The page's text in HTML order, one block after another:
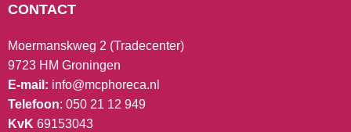
CONTACT
Moermanskweg 2 (Tradecenter)
9723 HM Groningen
E-mail: info@mcphoreca.nl
Telefoon: 050 21 12 949
KvK 69153043